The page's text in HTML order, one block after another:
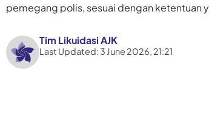
pemegang polis, sesuai dengan ketentuan
Tim Likuidasi AJK
Last Updated: 3 June 2026, 21:21